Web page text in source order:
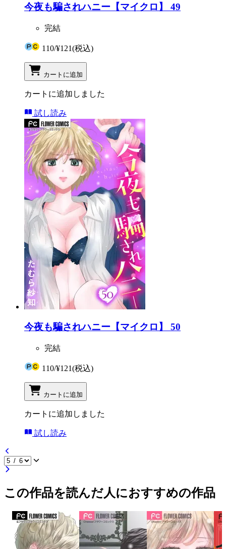
今夜も騙されハニー【マイクロ】 49
完結
110/¥121(税込)
カートに追加
カートに追加しました
試し読み
今夜も騙されハニー【マイクロ】 50
完結
110/¥121(税込)
カートに追加
カートに追加しました
試し読み
この作品を読んだ人におすすめの作品